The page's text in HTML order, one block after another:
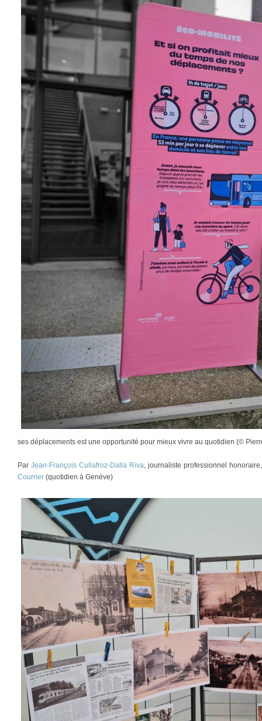
ses déplacements est une opportunité pour mieux vivre au quotidien (©
Par Jean-François Cullafroz-Dalla Riva , journaliste professionnel
Courrier (quotidien à Genève)